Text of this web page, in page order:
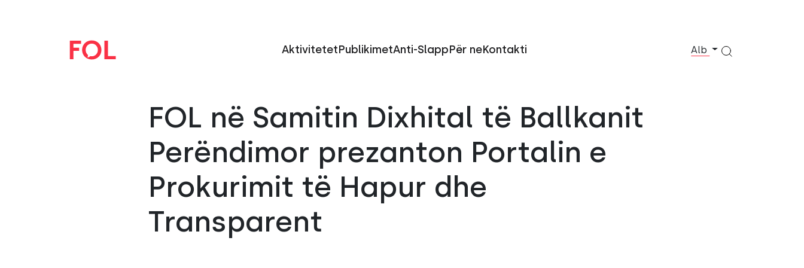
AktivitetetPublikimetAnti-SlappPër neKontakti Alb
FOL në Samitin Dixhital të Ballkanit
Perëndimor prezanton Portalin e
Prokurimit të Hapur dhe
Transparent